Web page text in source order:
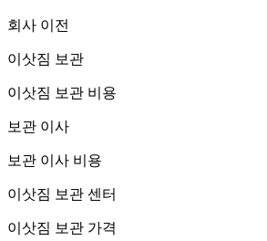
회사 이전
이삿짐 보관
이삿짐 보관 비용
보관 이사
보관 이사 비용
이삿짐 보관 센터
이삿짐 보관 가격